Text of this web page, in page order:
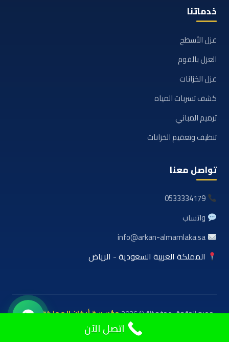
خدماتنا
عزل الأسطح
العزل بالفوم
عزل الخزانات
كشف تسربات المياه
ترميم المباني
تنظيف وتعقيم الخزانات
تواصل معنا
0533334179
واتساب
info@arkan-almamlaka.sa
المملكة العربية السعودية - الرياض
جميع الحقوق محفوظة © 2026
مؤسسة أركان المملكة للعوازل
والمقاولات
اتصل الآن